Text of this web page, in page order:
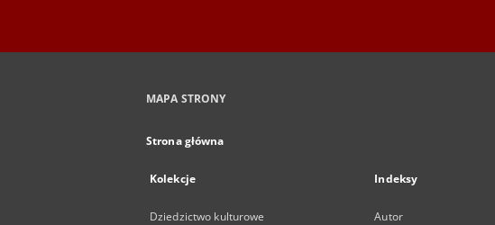
MAPA STRONY
Strona główna
Kolekcje
Dziedzictwo kulturowe
Indeksy
Autor